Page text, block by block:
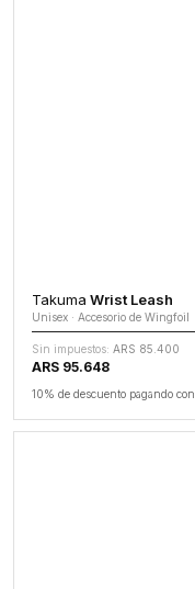
Takuma Wrist Leash
Unisex · Accesorio de Wingfoil
Sin impuestos: ARS 85.400
ARS 95.648
10% de descuento pagando